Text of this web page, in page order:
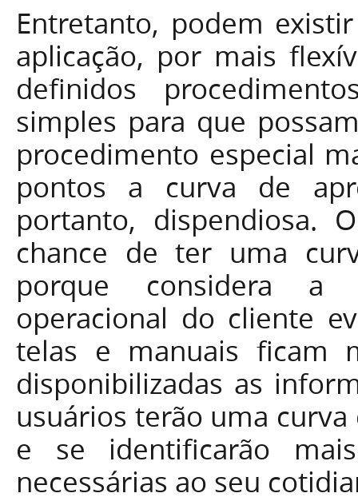
Entretanto, podem
aplicação, por mais
definidos
simples para que
procedimento especial
pontos a curva de
portanto, dispendiosa.
chance de ter uma
porque considera a
operacional do cliente
telas e manuais ficam
disponibilizadas as
usuários terão uma
e se identificarão
necessárias ao seu